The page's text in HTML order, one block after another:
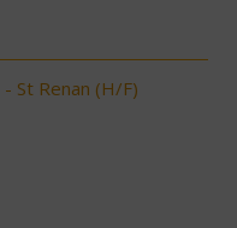
St Renan (H/F)